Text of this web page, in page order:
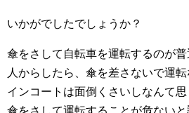
いかがでしたでしょうか？
傘をさして自転車を運転するのが
人からしたら、傘を差さないで運
インコートは面倒くさいしなんて思
傘をさして運転することが危ない